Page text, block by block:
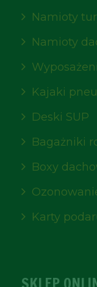
Namioty
Namioty
Kajaki
Deski SUP
Bagażniki
Boxy
Karty